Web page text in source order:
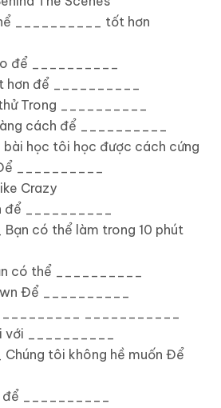
__________ tốt hơn
để __________
để __________
Trong __________
cách để __________
học tôi học được cách cứng
__________
Crazy
để __________
có thể làm trong 10 phút
có thể __________
Để __________
___________
với __________
tôi không hề muốn Để
__________